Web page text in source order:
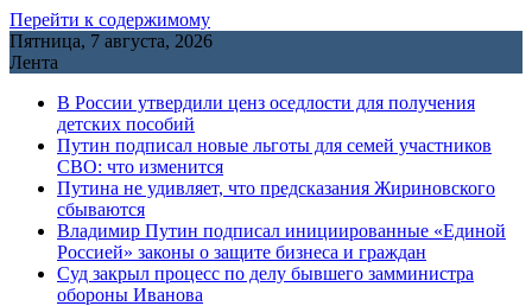
Перейти к содержимому
Пятница, 7 августа, 2026
Лента
В России утвердили ценз оседлости для получения
детских пособий
Путин подписал новые льготы для семей участников
СВО: что изменится
Путина не удивляет, что предсказания Жириновского
сбываются
Владимир Путин подписал инициированные «Единой
Россией» законы о защите бизнеса и граждан
Cуд закрыл процесс по делу бывшего замминистра
обороны Иванова